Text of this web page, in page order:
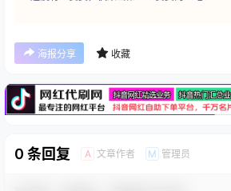
海报分享 收藏
广告
0 条回复 A 文章作者 M 管理员